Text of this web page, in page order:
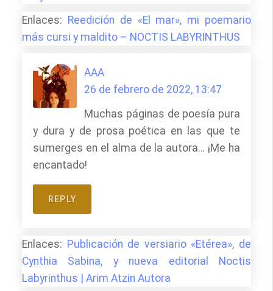
Enlaces: Reedición de «El mar», mi poemario
más cursi y maldito – NOCTIS LABYRINTHUS
AAA
26 de febrero de 2022, 13:47
Muchas páginas de poesía pura
y dura y de prosa poética en las que te
sumerges en el alma de la autora… ¡Me ha
encantado!
REPLY
Enlaces: Publicación de versiario «Etérea», de
Cynthia Sabina, y nueva editorial Noctis
Labyrinthus | Arim Atzin Autora